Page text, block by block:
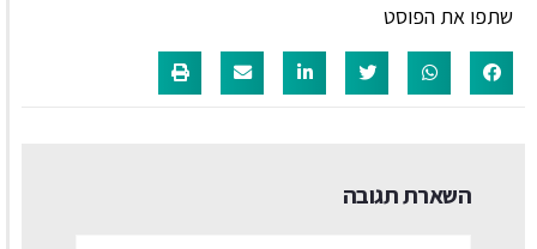
שתפו את הפוסט
השארת תגובה